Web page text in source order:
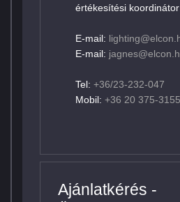
értékesítési koordinátor
E-mail:
E-mail:
Tel: +36/23-232-047
Mobil: +36 20 375-3155
Ajánlatkérés -